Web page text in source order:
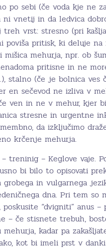
po sebi (če voda kje ne
ni vnetij in da ledvica
vrst: stresno (pri
poviša pritisk, ki deluje
mehurja, npr. ob
pritisne in ne
stalno (če je bolnica ves
en sečevod ne izliva v
ven in ne v mehur, kjer
stresne in urgentne
da izključimo
krčenje mehurja.
treninig – Keglove vaje.
bi bilo to opisovati
in vulgarnega
dna. Pri tem so
“dvigniti” anus
– če stisnete trebuh,
kadar pa
kot bi imeli prst v